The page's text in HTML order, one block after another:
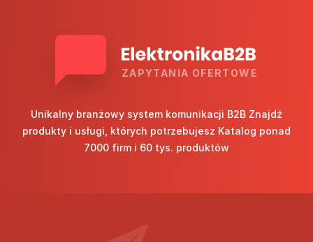
ZAPYTANIA OFERTOWE
Unikalny branżowy system komunikacji B2B Znajdź
produkty i usługi, których potrzebujesz Katalog ponad
7000 firm i 60 tys. produktów